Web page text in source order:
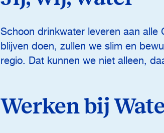
Schoon drinkwater leveren aan
blijven doen, zullen we slim en
regio. Dat kunnen we niet alleen,
Werken bij